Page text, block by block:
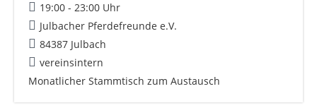
19:00 - 23:00 Uhr
Julbacher Pferdefreunde e.V.
84387 Julbach
vereinsintern
Monatlicher Stammtisch zum Austausch